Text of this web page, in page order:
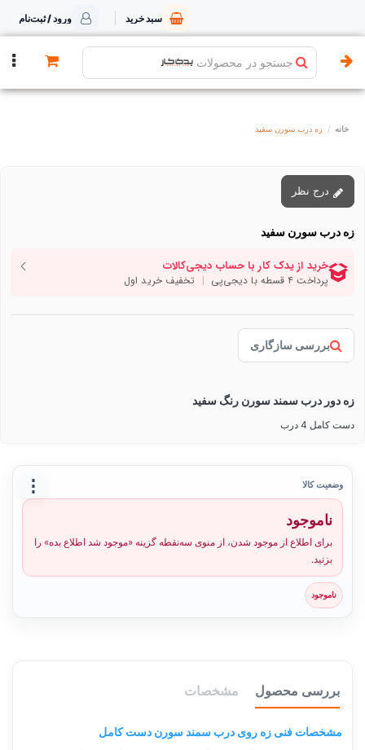
سبد خرید ورود / ثبت‌نام
جستجو در محصولات
خانه زه درب سورن سفید
زه درب سورن سفید
بررسی سازگاری
زه دور درب سمند سورن رنگ سفید
دست کامل 4 درب
⋮ وضعیت کالا
ناموجود
برای اطلاع از موجود شدن، از منوی سه‌نقطه گزینه «موجود شد اطلاع بده» را
بزنید.
ناموجود
بررسی محصول مشخصات
مشخصات فنی زه روی درب سمند سورن دست کامل